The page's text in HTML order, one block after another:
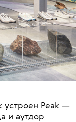
устроен Peak —
и аутдор